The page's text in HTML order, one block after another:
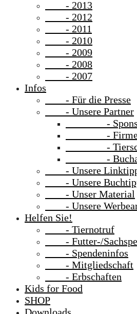
- 2013
- 2012
- 2011
- 2010
- 2009
- 2008
- 2007
Infos
- Für die Presse
- Unsere Partner
-
-
-
-
- Unsere
- Unsere
- Unser Material
- Unsere
Helfen Sie!
- Tiernotruf
- Futter-/
- Spendeninfos
- Mitgliedschaft
- Erbschaften
Kids for Food
SHOP